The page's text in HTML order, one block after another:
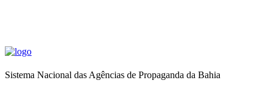
Sistema Nacional das Agências de Propaganda da Bahia